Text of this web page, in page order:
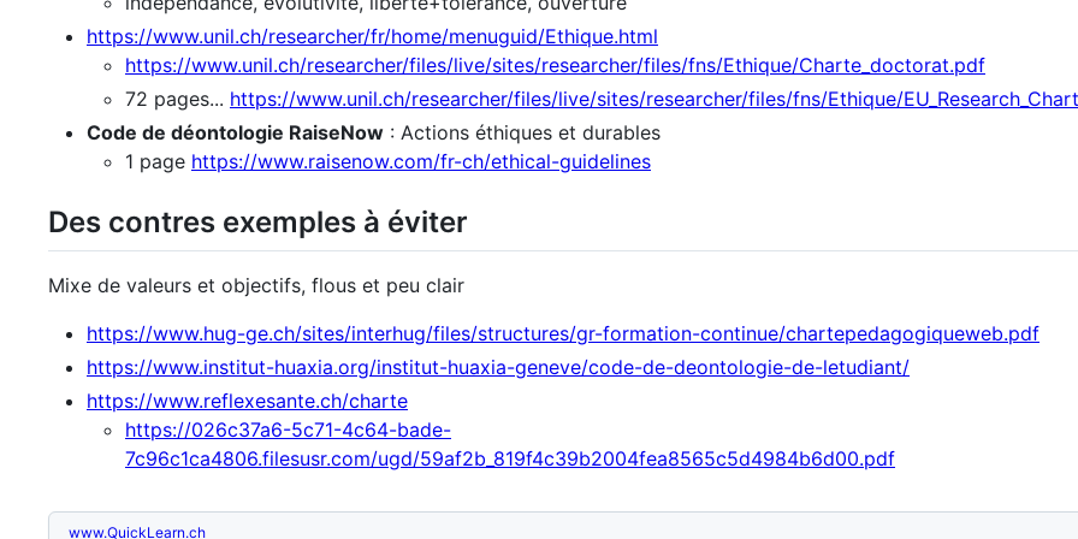
https://www.unil.ch/researcher/fr/home/menuguid/Ethique.html
https://www.unil.ch/researcher/files/live/sites/researcher/files/fns/Ethique/Charte_doctorat.pdf
72 pages... https://www.unil.ch/researcher/files/live/sites/researcher/files/fns/Ethique/
Code de déontologie RaiseNow : Actions éthiques et durables
1 page https://www.raisenow.com/fr-ch/ethical-guidelines
Des contres exemples à éviter
Mixe de valeurs et objectifs, flous et peu clair
https://www.hug-ge.ch/sites/interhug/files/structures/gr-formation-continue/chartepedagogiqueweb.pdf
https://www.institut-huaxia.org/institut-huaxia-geneve/code-de-deontologie-de-letudiant/
https://www.reflexesante.ch/charte
https://026c37a6-5c71-4c64-bade-
7c96c1ca4806.filesusr.com/ugd/59af2b_819f4c39b2004fea8565c5d4984b6d00.pdf
www.QuickLearn.ch